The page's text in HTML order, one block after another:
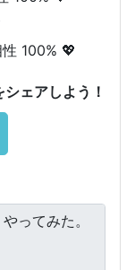
100% 💖
ェアしよう！